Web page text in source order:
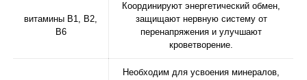
витамины B1, B2,
B6
Координируют энергетический обмен,
защищают нервную систему от
перенапряжения и улучшают
кроветворение.
Необходим для усвоения минералов,